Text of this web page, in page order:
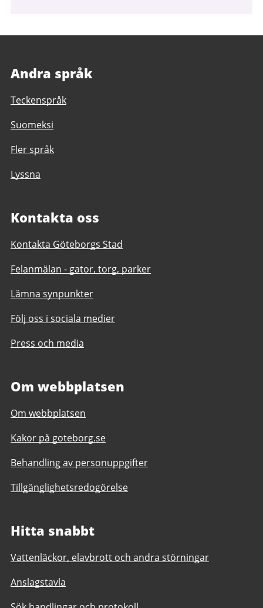
Andra språk
Teckenspråk
Suomeksi
Fler språk
Lyssna
Kontakta oss
Kontakta Göteborgs Stad
Felanmälan - gator, torg, parker
Lämna synpunkter
Följ oss i sociala medier
Press och media
Om webbplatsen
Om webbplatsen
Kakor på goteborg.se
Behandling av personuppgifter
Tillgänglighetsredogörelse
Hitta snabbt
Vattenläckor, elavbrott och andra störningar
Anslagstavla